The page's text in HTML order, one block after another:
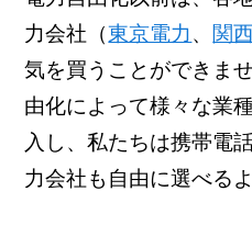
力会社（東京電力、 関
気を買うことができま
由化によって様々な業
入し、私たちは携帯電
力会社も自由に選べる